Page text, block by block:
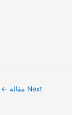
Next مقالة ←